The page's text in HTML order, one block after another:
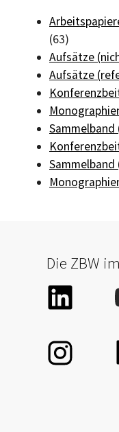
(63)
Aufsätze
Aufsätze
Die ZBW